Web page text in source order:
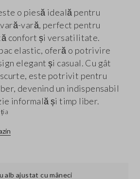
o piesă ideală pentru
vară, perfect pentru
confort și versatilitate.
elastic, oferă o potrivire
elegant și casual. Cu gât
este potrivit pentru
devenind un indispensabil
informală și timp liber.